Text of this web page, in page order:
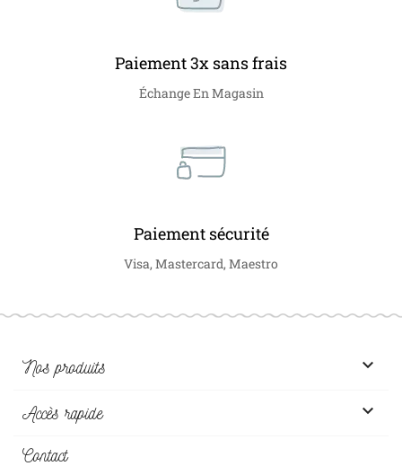
Paiement 3x sans frais
Échange En Magasin
Paiement sécurité
Visa, Mastercard, Maestro
Nos produits 
Accès rapide 
Contact